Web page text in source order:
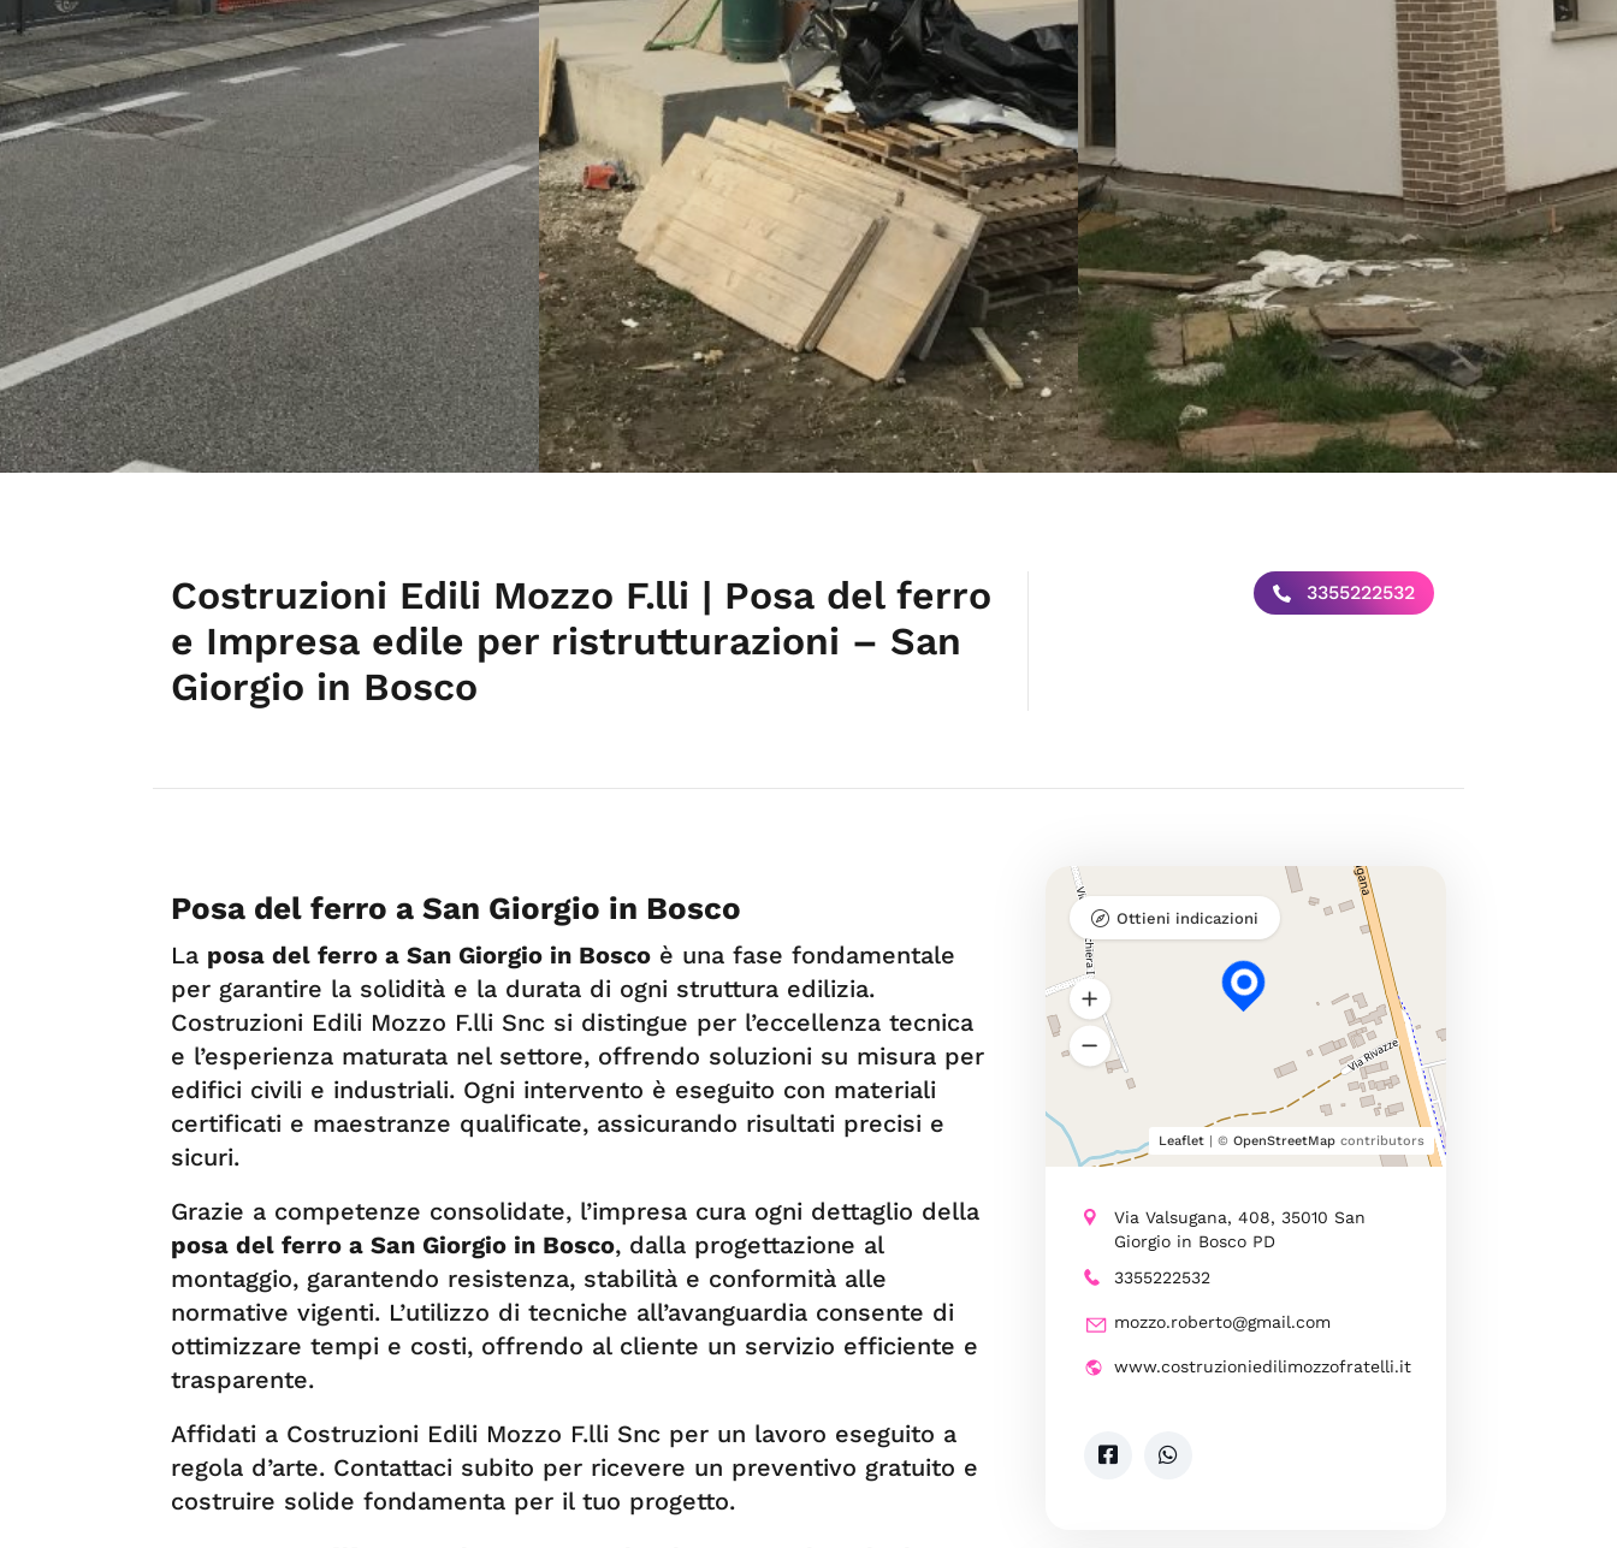
Costruzioni Edili Mozzo F.lli | Posa del ferro
e Impresa edile per ristrutturazioni – San
Giorgio in Bosco
3355222532
Posa del ferro a San Giorgio in Bosco
La posa del ferro a San Giorgio in Bosco è una fase fondamentale
per garantire la solidità e la durata di ogni struttura edilizia.
Costruzioni Edili Mozzo F.lli Snc si distingue per l’eccellenza tecnica
e l’esperienza maturata nel settore, offrendo soluzioni su misura per
edifici civili e industriali. Ogni intervento è eseguito con materiali
certificati e maestranze qualificate, assicurando risultati precisi e
sicuri.
Grazie a competenze consolidate, l’impresa cura ogni dettaglio della
posa del ferro a San Giorgio in Bosco, dalla progettazione al
montaggio, garantendo resistenza, stabilità e conformità alle
normative vigenti. L’utilizzo di tecniche all’avanguardia consente di
ottimizzare tempi e costi, offrendo al cliente un servizio efficiente e
trasparente.
Affidati a Costruzioni Edili Mozzo F.lli Snc per un lavoro eseguito a
regola d’arte. Contattaci subito per ricevere un preventivo gratuito e
costruire solide fondamenta per il tuo progetto.
Leaflet| © OpenStreetMapcontributors
Ottieni indicazioni
Via Valsugana, 408, 35010 San
Giorgio in Bosco PD
3355222532
mozzo.roberto@gmail.com
www.costruzioniedilimozzofratelli.it